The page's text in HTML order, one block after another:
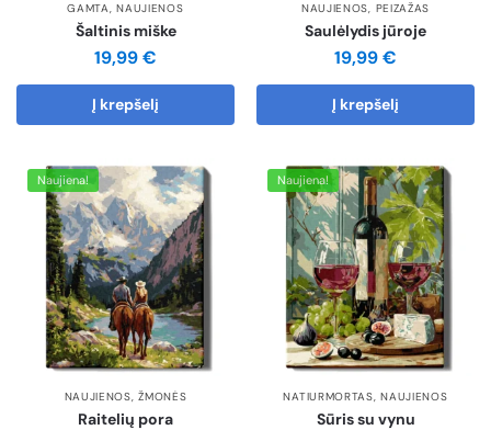
GAMTA,NAUJIENOS
Šaltinis miške
19,99€
Į krepšelį
NAUJIENOS, PEIZAŽAS
Saulėlydis jūroje
19,99€
Į krepšelį
Naujiena!
NAUJIENOS,ŽMONĖS
Raitelių pora
Naujiena!
NATIURMORTAS,NAUJIENOS
Sūris su vynu